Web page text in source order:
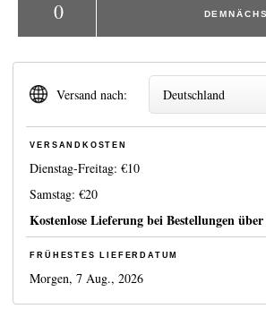
0
Versand nach: Deutschland
VERSANDKOSTEN
Dienstag-Freitag:€10
Samstag:€20
Kostenlose Lieferung bei Bestellungen
FRÜHESTES LIEFERDATUM
Morgen, 7 Aug., 2026